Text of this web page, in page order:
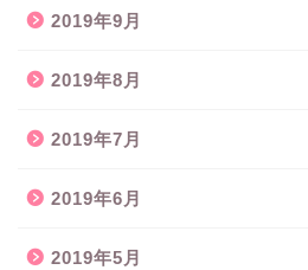
2019年9月
2019年8月
2019年7月
2019年6月
2019年5月